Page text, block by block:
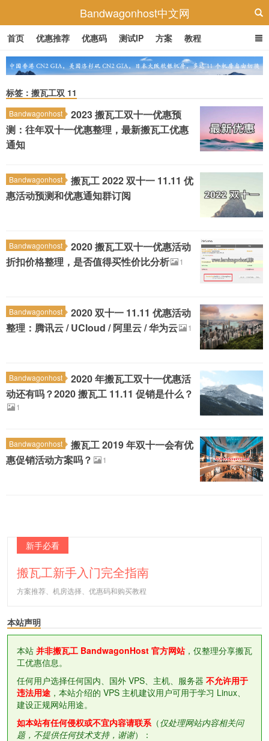
Bandwagonhost中文网
首页 优惠推荐 优惠码 测试IP 方案 教程
标签：搬瓦工双 11
Bandwagonhost
2023 搬瓦工双十一优惠预
测：往年双十一优惠整理，最新搬瓦工优惠
通知
Bandwagonhost
搬瓦工 2022 双十一 11.11 优
惠活动预测和优惠通知群订阅
Bandwagonhost
2020 搬瓦工双十一优惠活动
折扣价格整理，是否值得买性价比分析
1
Bandwagonhost
2020 双十一 11.11 优惠活动
整理：腾讯云 / UCloud / 阿里云 / 华为云
1
Bandwagonhost
2020 年搬瓦工双十一优惠活
动还有吗？2020 搬瓦工 11.11 促销是什么？
1
Bandwagonhost
搬瓦工 2019 年双十一会有优
惠促销活动方案吗？
1
新手必看
搬瓦工新手入门完全指南
方案推荐、机房选择、优惠码和购买教程
本站声明
本站 并非搬瓦工 BandwagonHost 官方网站，仅整理分享搬瓦
工优惠信息。
任何用户选择任何国内、国外 VPS、主机、服务器 不允许用于
违法用途 ，本站介绍的 VPS 主机建议用户可用于学习 Linux、
建设正规网站用途。
如本站有任何侵权或不宜内容请联系（仅处理网站内容相关问
题，不提供任何技术支持，谢谢）：